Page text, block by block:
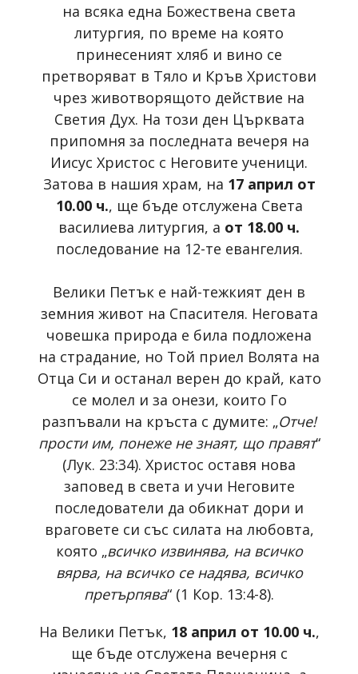
на всяка една Божествена света
литургия, по време на която
принесеният хляб и вино се
претворяват в Тяло и Кръв Христови
чрез животворящото действие на
Светия Дух. На този ден Църквата
припомня за последната вечеря на
Иисус Христос с Неговите ученици.
Затова в нашия храм, на 17 април от
10.00 ч., ще бъде отслужена Света
василиева литургия, а от 18.00 ч.
последование на 12-те евангелия.
Велики Петък е най-тежкият ден в
земния живот на Спасителя. Неговата
човешка природа е била подложена
на страдание, но Той приел Волята на
Отца Си и останал верен до край, като
се молел и за онези, които Го
разпъвали на кръста с думите: „Отче!
прости им, понеже не знаят, що правят“
(Лук. 23:34). Христос оставя нова
заповед в света и учи Неговите
последователи да обикнат дори и
враговете си със силата на любовта,
която „всичко извинява, на всичко
вярва, на всичко се надява, всичко
претърпява“ (1 Кор. 13:4-8).
На Велики Петък, 18 април от 10.00 ч.,
ще бъде отслужена вечерня с